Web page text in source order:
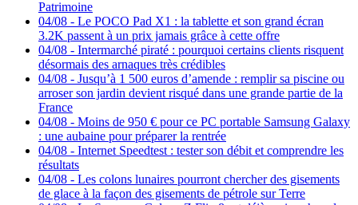
Patrimoine
04/08 - Le POCO Pad X1 : la tablette et son grand écran
3.2K passent à un prix jamais grâce à cette offre
04/08 - Intermarché piraté : pourquoi certains clients risquent
désormais des arnaques très crédibles
04/08 - Jusqu’à 1 500 euros d’amende : remplir sa piscine ou
arroser son jardin devient risqué dans une grande partie de la
France
04/08 - Moins de 950 € pour ce PC portable Samsung Galaxy
: une aubaine pour préparer la rentrée
04/08 - Internet Speedtest : tester son débit et comprendre les
résultats
04/08 - Les colons lunaires pourront chercher des gisements
de glace à la façon des gisements de pétrole sur Terre